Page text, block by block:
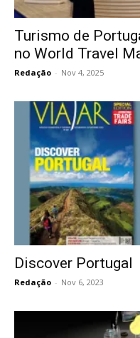
Turismo de
no World Travel
Redação - Nov 4, 2025
Discover Portugal
Redação - Nov 6, 2023